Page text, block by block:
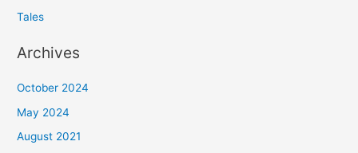
Tales
Archives
October 2024
May 2024
August 2021